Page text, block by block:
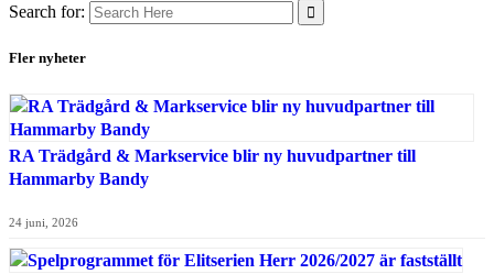
Search for:
Fler nyheter
RA Trädgård & Markservice blir ny huvudpartner till
Hammarby Bandy
24 juni, 2026